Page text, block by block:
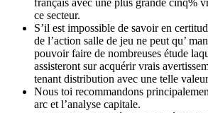
français avec une plus grande cinq%
ce secteur.
S’il est impossible de savoir en
de l’action salle de jeu ne peut qu’
pouvoir faire de nombreuses étude
assisteront sur acquérir vrais
tenant distribution avec une telle
Nous toi recommandons
arc et l’analyse capitale.